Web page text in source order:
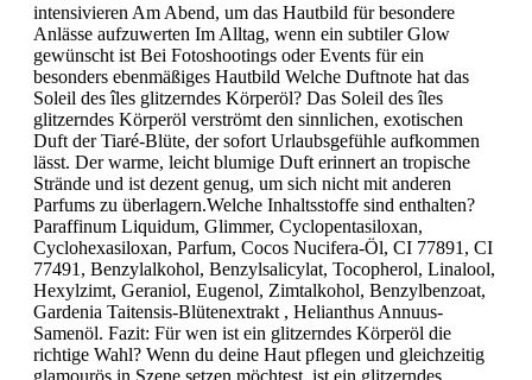
intensivieren Am Abend, um das Hautbild für besondere
Anlässe aufzuwerten Im Alltag, wenn ein subtiler Glow
gewünscht ist Bei Fotoshootings oder Events für ein
besonders ebenmäßiges Hautbild Welche Duftnote hat das
Soleil des îles glitzerndes Körperöl? Das Soleil des îles
glitzerndes Körperöl verströmt den sinnlichen, exotischen
Duft der Tiaré-Blüte, der sofort Urlaubsgefühle aufkommen
lässt. Der warme, leicht blumige Duft erinnert an tropische
Strände und ist dezent genug, um sich nicht mit anderen
Parfums zu überlagern.Welche Inhaltsstoffe sind enthalten?
Paraffinum Liquidum, Glimmer, Cyclopentasiloxan,
Cyclohexasiloxan, Parfum, Cocos Nucifera-Öl, CI 77891, CI
77491, Benzylalkohol, Benzylsalicylat, Tocopherol, Linalool,
Hexylzimt, Geraniol, Eugenol, Zimtalkohol, Benzylbenzoat,
Gardenia Taitensis-Blütenextrakt , Helianthus Annuus-
Samenöl. Fazit: Für wen ist ein glitzerndes Körperöl die
richtige Wahl? Wenn du deine Haut pflegen und gleichzeitig
glamourös in Szene setzen möchtest, ist ein glitzerndes